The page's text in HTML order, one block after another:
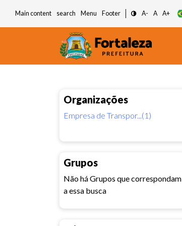
Main content search Menu Footer A- A A+
Organizações
Empresa de Transpor...(1)
Grupos
Não há Grupos que correspondam
a essa busca